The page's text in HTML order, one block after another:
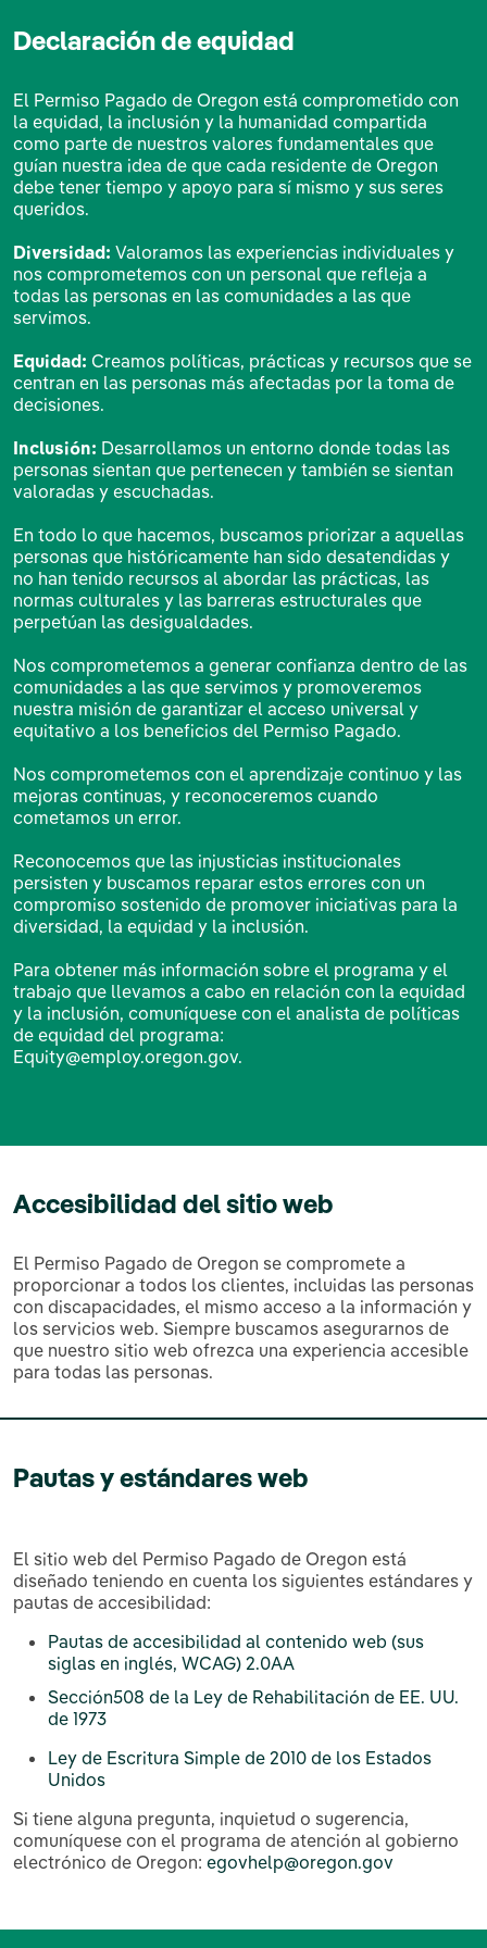
Declaración de equidad
El Permiso Pagado de Oregon está comprometido con
la equidad, la inclusión y la humanidad compartida
como parte de nuestros valores fundamentales que
guían nuestra idea de que cada residente de Oregon
debe tener tiempo y apoyo para sí mismo y sus seres
queridos.
Diversidad: Valoramos las experiencias individuales y
nos comprometemos con un personal que refleja a
todas las personas en las comunidades a las que
servimos.
Equidad: Creamos políticas, prácticas y recursos que se
centran en las personas más afectadas por la toma de
decisiones.
Inclusión: Desarrollamos un entorno donde todas las
personas sientan que pertenecen y también se sientan
valoradas y escuchadas.
En todo lo que hacemos, buscamos priorizar a aquellas
personas que históricamente han sido desatendidas y
no han tenido recursos al abordar las prácticas, las
normas culturales y las barreras estructurales que
perpetúan las desigualdades.
Nos comprometemos a generar confianza dentro de las
comunidades a las que servimos y promoveremos
nuestra misión de garantizar el acceso universal y
equitativo a los beneficios del Permiso Pagado.
Nos comprometemos con el aprendizaje continuo y las
mejoras continuas, y reconoceremos cuando
cometamos un error.
Reconocemos que las injusticias institucionales
persisten y buscamos reparar estos errores con un
compromiso sostenido de promover iniciativas para la
diversidad, la equidad y la inclusión.
Para obtener más información sobre el programa y el
trabajo que llevamos a cabo en relación con la equidad
y la inclusión, comuníquese con el analista de políticas
de equidad del programa:
Equity@employ.oregon.gov.
Accesibilidad del sitio web
El Permiso Pagado de Oregon se compromete a
proporcionar a todos los clientes, incluidas las personas
con discapacidades, el mismo acceso a la información y
los servicios web. Siempre buscamos asegurarnos de
que nuestro sitio web ofrezca una experiencia accesible
para todas las personas.
Pautas y estándares web
El sitio web del Permiso Pagado de Oregon está
diseñado teniendo en cuenta los siguientes estándares y
pautas de accesibilidad:
Pautas de accesibilidad al contenido web (sus
siglas en inglés, WCAG) 2.0AA
Sección508 de la Ley de Rehabilitación de EE. UU.
de 1973
Ley de Escritura Simple de 2010 de los Estados
Unidos
Si tiene alguna pregunta, inquietud o sugerencia,
comuníquese con el programa de atención al gobierno
electrónico de Oregon: egovhelp@oregon.gov